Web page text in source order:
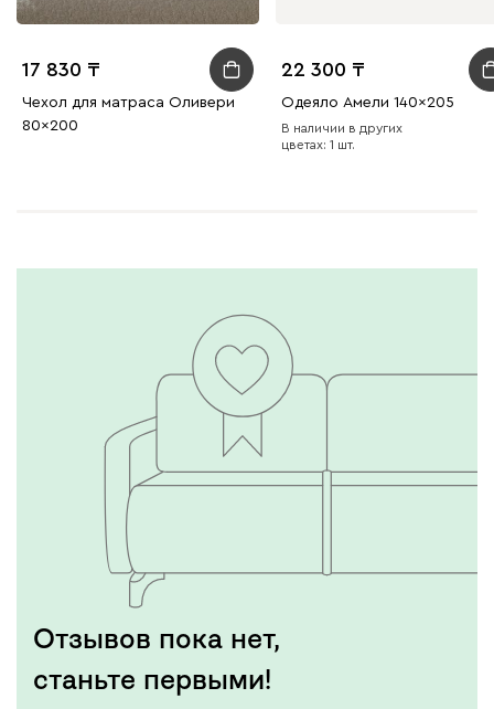
17 830
Чехол для матраса Оливери
80x200
22 300
Одеяло Амели 140x205
В наличии в других
цветах: 1 шт.
Отзывов пока нет,
станьте первыми!